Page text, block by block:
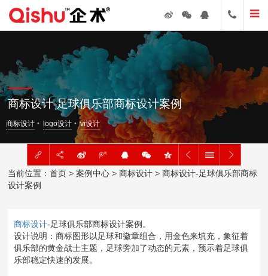
商标设计-足球俱乐部商标设计案例
商标设计 logo设计 vi设计
当前位置：首页 >案例中心 >商标设计 > 商标设计-足球俱乐部商标
设计案例
商标设计-足球俱乐部商标设计案例。
设计说明：商标图形以足球和徽章组合，用金色来填充，象征着
俱乐部的黄金战士主题，足球旁加了动态的元素，预示着足球俱
乐部稳定快速的发展。